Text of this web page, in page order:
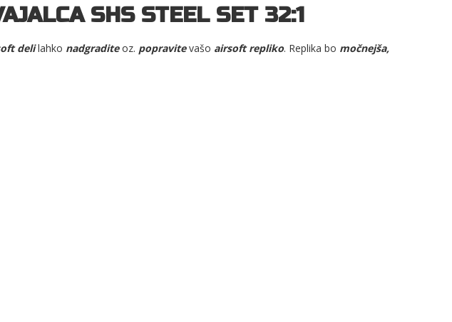
SHS STEEL SET 32:1
delilahko nadgraditeoz. popravitevašo airsoft repliko. Replika bo močnejša,